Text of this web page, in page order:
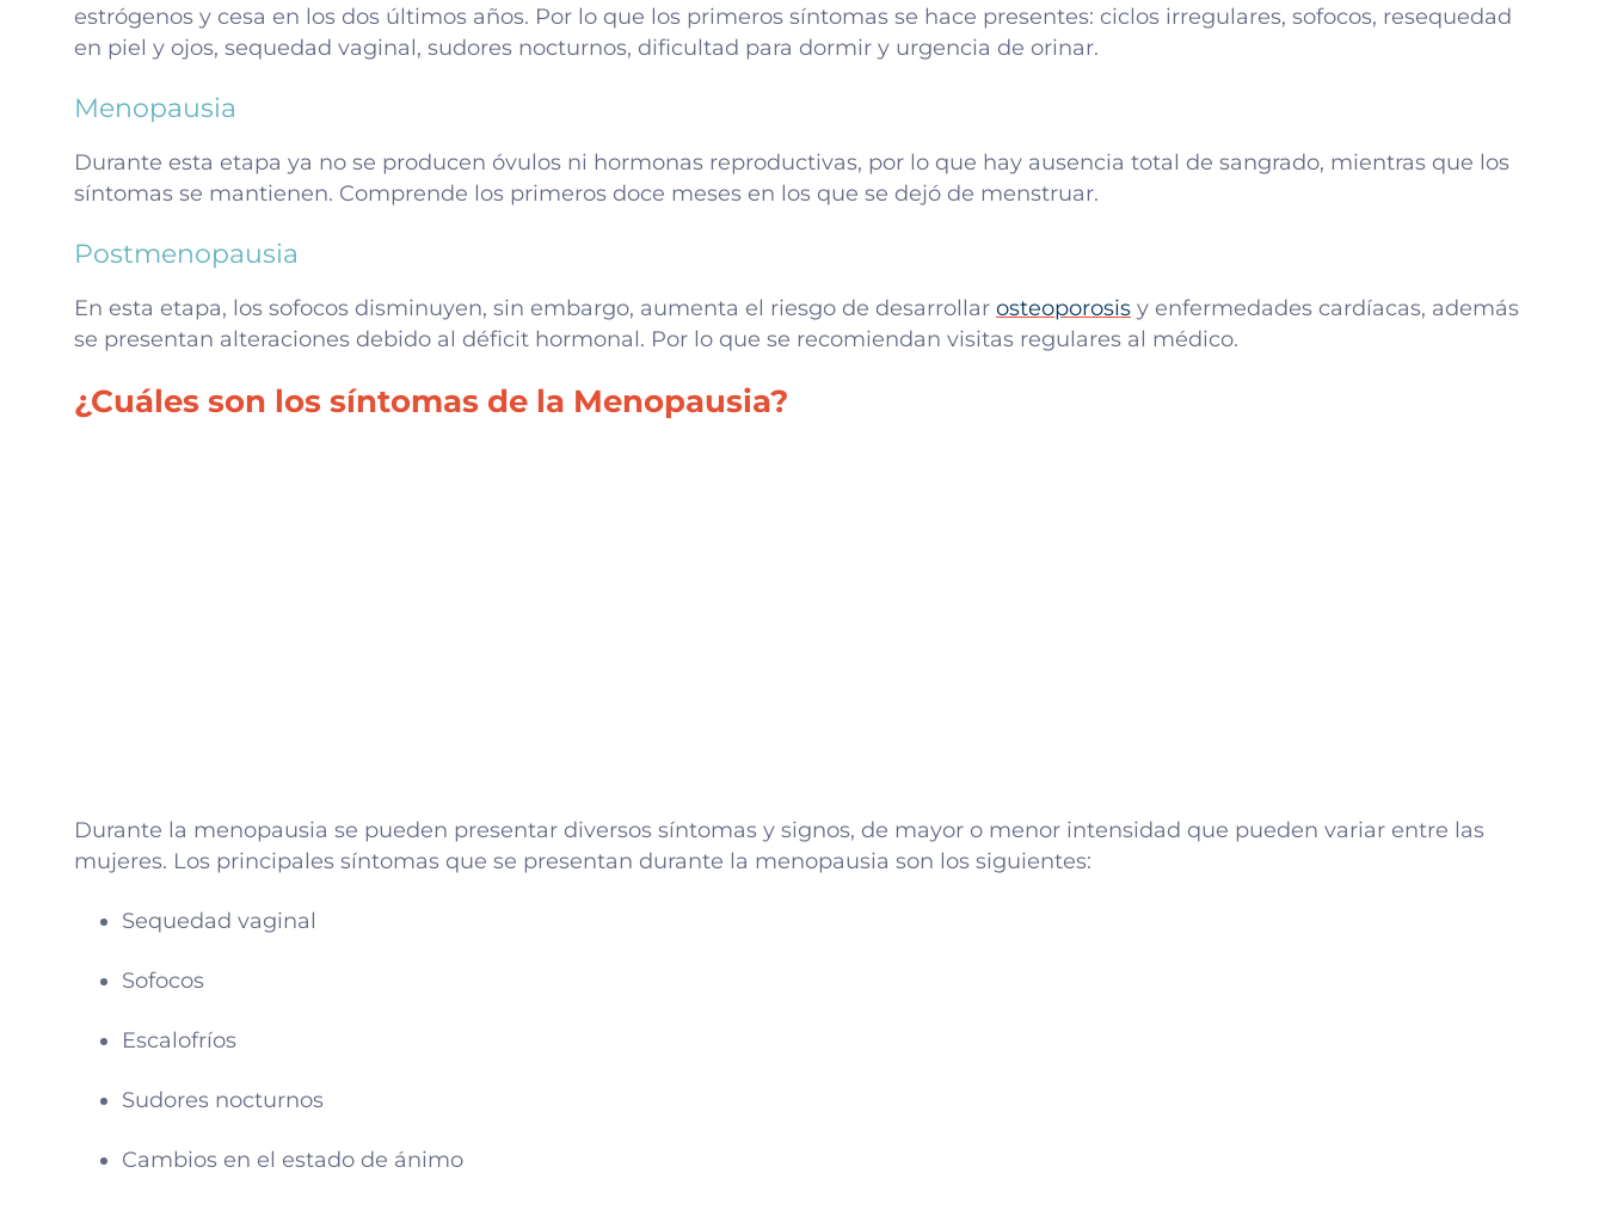
estrógenos y cesa en los dos últimos años. Por lo que los primeros síntomas se hace presentes: ciclos irregulares, sofocos, resequedad
en piel y ojos, sequedad vaginal, sudores nocturnos, dificultad para dormir y urgencia de orinar.
Menopausia
Durante esta etapa ya no se producen óvulos ni hormonas reproductivas, por lo que hay ausencia total de sangrado, mientras que los
síntomas se mantienen. Comprende los primeros doce meses en los que se dejó de menstruar.
Postmenopausia
En esta etapa, los sofocos disminuyen, sin embargo, aumenta el riesgo de desarrollar osteoporosis y enfermedades cardíacas, además
se presentan alteraciones debido al déficit hormonal. Por lo que se recomiendan visitas regulares al médico.
¿Cuáles son los síntomas de la Menopausia?
Durante la menopausia se pueden presentar diversos síntomas y signos, de mayor o menor intensidad que pueden variar entre las
mujeres. Los principales síntomas que se presentan durante la menopausia son los siguientes:
Sequedad vaginal
Sofocos
Escalofríos
Sudores nocturnos
Cambios en el estado de ánimo